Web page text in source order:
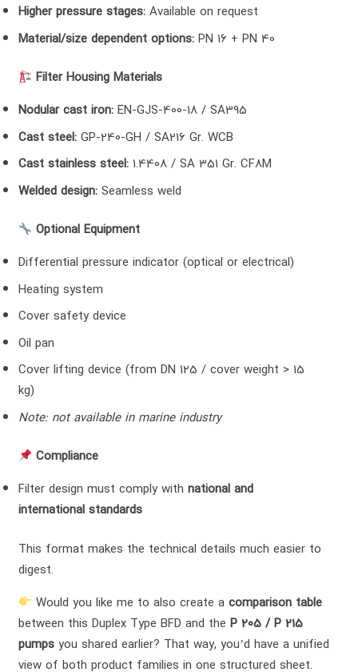
Higher pressure stages:Available on request
Material/size dependent options:PN 16 + PN 40
Filter Housing Materials
Nodular cast iron:EN-GJS-400-18 / SA395
Cast steel:GP-240-GH / SA216 Gr. WCB
Cast stainless steel:1.4408 / SA 351 Gr. CF8M
Welded design:Seamless weld
Optional Equipment
Differential pressure indicator (optical or electrical)
Heating system
Cover safety device
Oil pan
Cover lifting device (from DN 125 / cover weight > 15
kg)
Note: not available in marine industry
Compliance
Filter design must comply with national and
international standards
This format makes the technical details much easier to
digest.
Would you like me to also create acomparison table
between this Duplex Type BFD and the P 205 / P 215
pumpsyou shared earlier? That way, you’d have a unified
view of both product families in one structured sheet.